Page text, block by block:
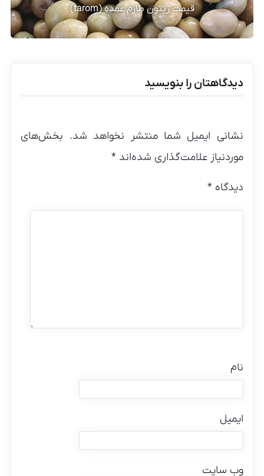
قیمت زیتون طارم عمده (tarom)
دیدگاهتان را بنویسید
نشانی ایمیل شما منتشر نخواهد شد. بخش‌های
موردنیاز علامت‌گذاری شده‌اند*
دیدگاه*
نام
ایمیل
وب‌ سایت